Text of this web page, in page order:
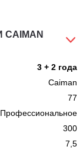
3 + 2 года
Caiman
77
Профессиональное
300
7,5